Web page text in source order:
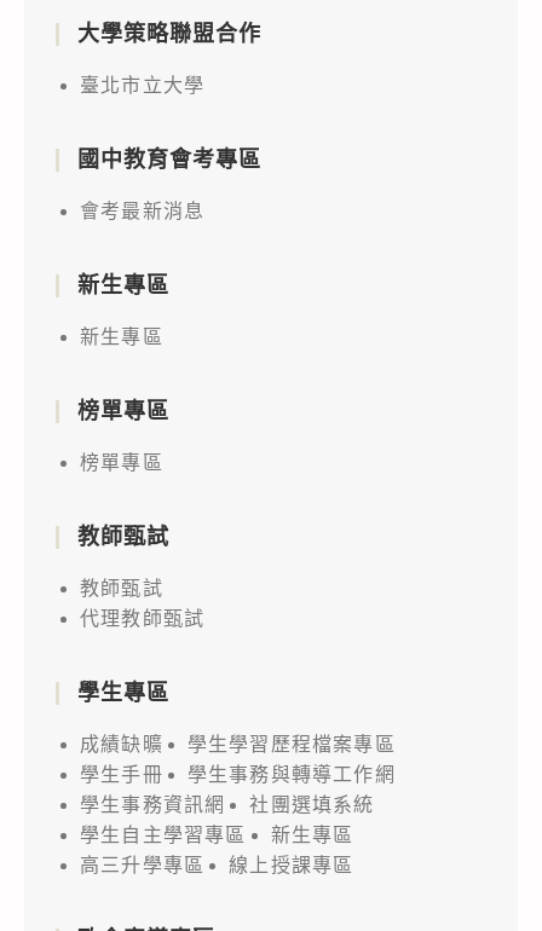
大學策略聯盟合作
臺北市立大學
國中教育會考專區
會考最新消息
新生專區
新生專區
榜單專區
榜單專區
教師甄試
教師甄試
代理教師甄試
學生專區
成績缺曠
學生學習歷程檔案專區
學生手冊
學生事務與轉導工作網
學生事務資訊網
社團選填系統
學生自主學習專區
新生專區
高三升學專區
線上授課專區